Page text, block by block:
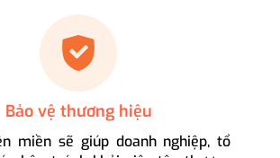
Bảo vệ thương hiệu
miền sẽ giúp doanh nghiệp, tổ